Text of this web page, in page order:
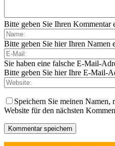
Bitte geben Sie Ihren Kommentar
Bitte geben Sie hier Ihren Namen
Sie haben eine falsche E-Mail-
Bitte geben Sie hier Ihre E-Mail-
Speichern Sie meinen
Website für den nächsten